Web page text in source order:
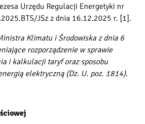
Urzędu Regulacji Energetyki nr
JSz z dnia 16.12.2025 r. [1].
Klimatu i Środowiska z dnia 6
rozporządzenie w sprawie
i kalkulacji taryf oraz sposobu
elektryczną (Dz. U. poz. 1814).